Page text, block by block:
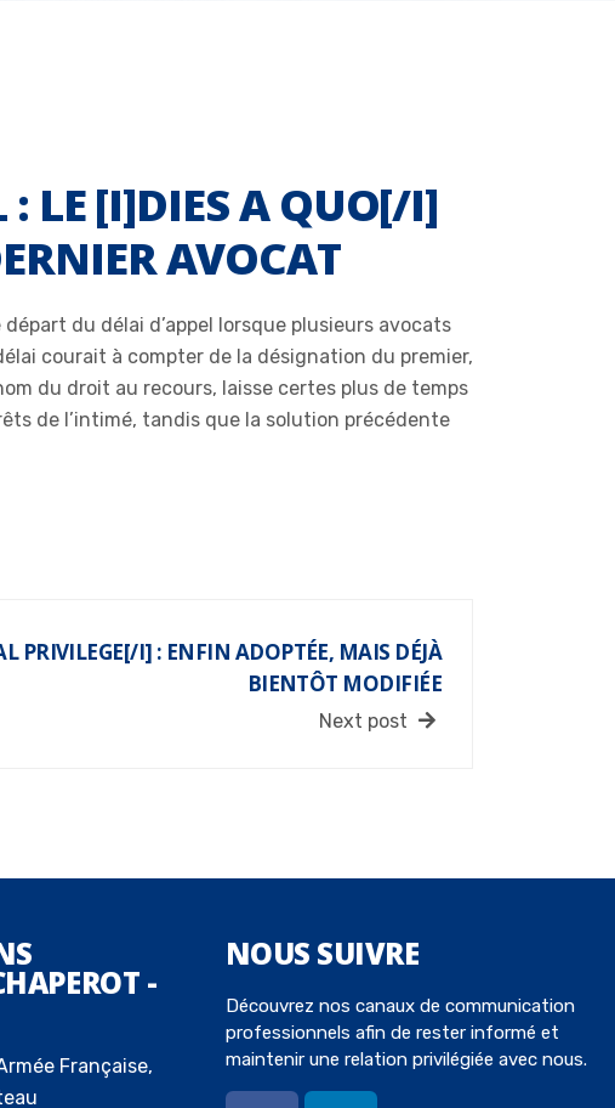
: LE [I]DIES A QUO[/I]
AVOCAT
du délai d’appel lorsque plusieurs avocats
courait à compter de la désignation du premier,
du droit au recours, laisse certes plus de temps
de l’intimé, tandis que la solution précédente
PRIVILEGE[/I] : ENFIN ADOPTÉE, MAIS DÉJÀ
BIENTÔT MODIFIÉE
Next post
-
Française,
NOUS SUIVRE
Découvrez nos canaux de communication
professionnels afin de rester informé et
maintenir une relation privilégiée avec nous.